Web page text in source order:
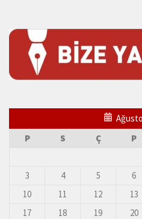
P
S Ç P
3
4 5 6
10
11 12 13
17
18 19 20